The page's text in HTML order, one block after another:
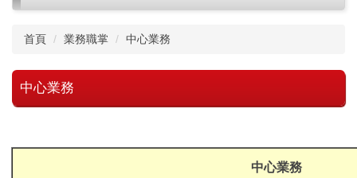
首頁 業務職掌 中心業務
中心業務
中心業務